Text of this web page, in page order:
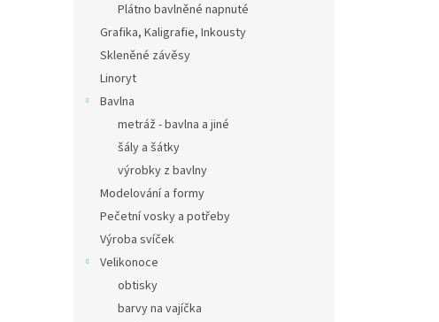
Plátno bavlněné napnuté
Grafika, Kaligrafie, Inkousty
Skleněné závěsy
Linoryt
Bavlna
metráž - bavlna a jiné
šály a šátky
výrobky z bavlny
Modelování a formy
Pečetní vosky a potřeby
Výroba svíček
Velikonoce
obtisky
barvy na vajíčka